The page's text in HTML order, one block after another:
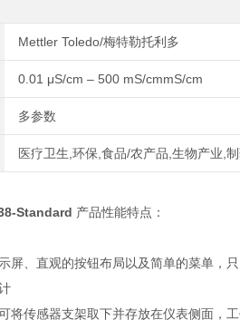
Mettler Toledo/梅特勒托利多
0.01 μS/cm – 500 mS/cmmS/cm
多参数
医疗卫生,环保,食品/农产品,生物产业,
Standard 产品性能特点：
屏、直观的按钮布局以及简单的菜单，
将传感器支架取下并存放在仪表侧面，